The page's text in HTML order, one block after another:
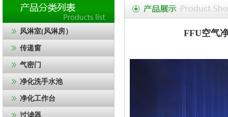
风淋室(风淋房）
传递窗
气密门
净化洗手水池
净化工作台
过滤器
FFU空气